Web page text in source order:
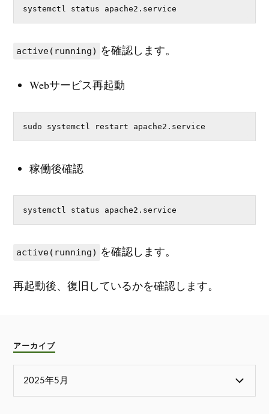
systemctl status apache2.service
active(running) を確認します。
Webサービス再起動
sudo systemctl restart apache2.service
稼働後確認
systemctl status apache2.service
active(running) を確認します。
再起動後、復旧しているかを確認します。
アーカイブ